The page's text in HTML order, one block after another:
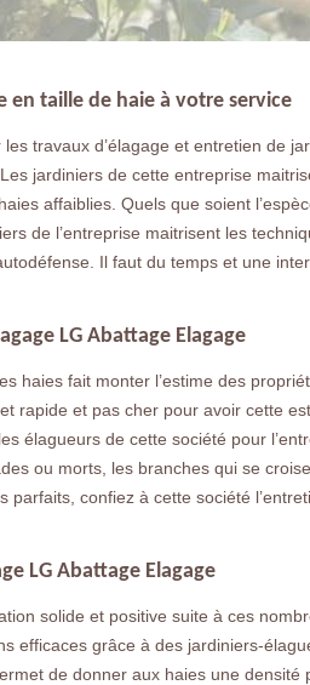
en taille de haie à votre service
travaux d’élagage et entretien de
jardiniers de cette entreprise
affaiblies. Quels que soient
de l’entreprise maitrisent les
Il faut du temps et une
LG Abattage Elagage
haies fait monter l’estime des
rapide et pas cher pour avoir cette
élagueurs de cette société pour
ou morts, les branches qui se
confiez à cette société
LG Abattage Elagage
solide et positive suite à ces
efficaces grâce à des jardiniers-
de donner aux haies une densité